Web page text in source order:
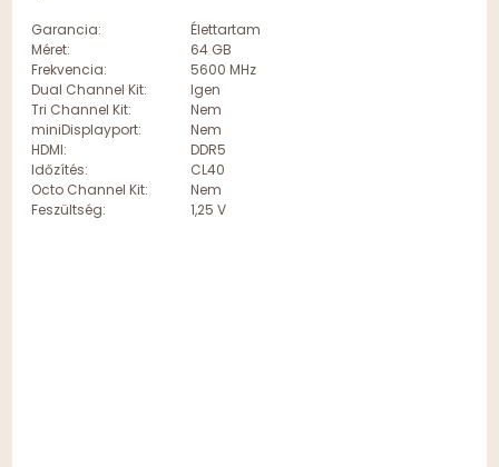
Garancia:
Élettartam
Méret:
64 GB
Frekvencia:
5600 MHz
Dual Channel Kit:
Igen
Tri Channel Kit:
Nem
miniDisplayport:
Nem
HDMI:
DDR5
Időzítés:
CL40
Octo Channel Kit:
Nem
Feszültség:
1,25 V